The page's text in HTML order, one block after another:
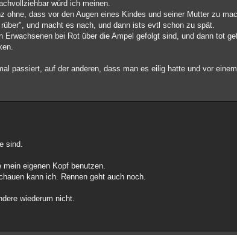
würd ich meinen.
ohne, dass vor den Augen eines Kindes und seiner Mutter zu
und macht es nach, und dann ists evtl schon zu spät.
Erwachsenen bei Rot über die Ampel gefolgt sind, und dann tot
passiert, auf der anderen, dass man es eilig hatte und vor
sind.
eigenen Kopf benutzen.
kann ich. Rennen geht auch noch.
wiederum nicht.